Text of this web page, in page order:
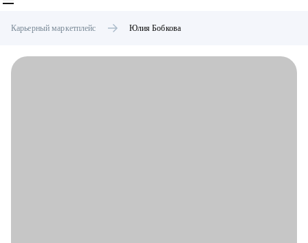
Карьерный маркетплейс Юлия Бобкова